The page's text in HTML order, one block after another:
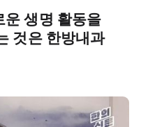
생명 활동을
것은 한방내과